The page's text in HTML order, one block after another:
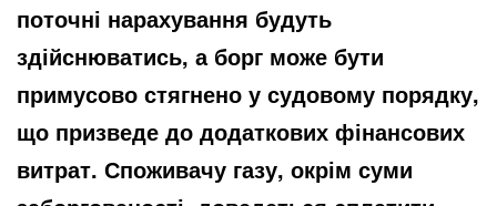
поточні нарахування будуть
здійснюватись, а борг може бути
примусово стягнено у судовому порядку,
що призведе до додаткових фінансових
витрат. Споживачу газу, окрім суми